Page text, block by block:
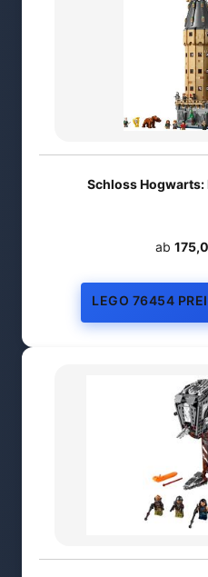
Schloss Hogwarts:
ab
LEGO 76454